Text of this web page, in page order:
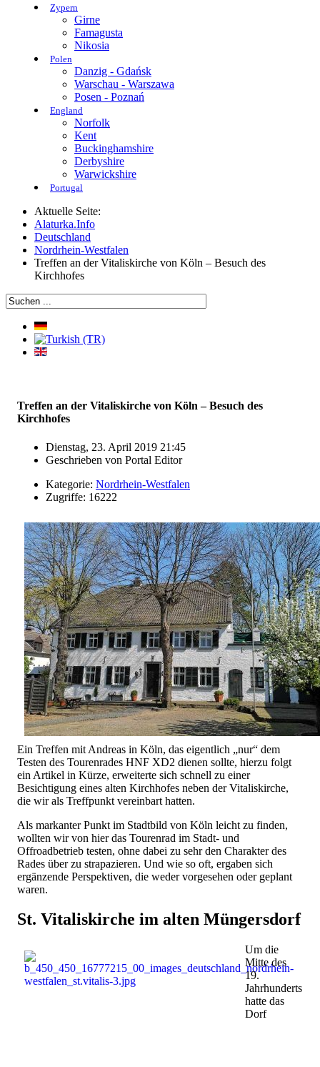
Zypern
Girne
Famagusta
Nikosia
Polen
Danzig - Gdańsk
Warschau - Warszawa
Posen - Poznań
England
Norfolk
Kent
Buckinghamshire
Derbyshire
Warwickshire
Portugal
Aktuelle Seite:
Alaturka.Info
Deutschland
Nordrhein-Westfalen
Treffen an der Vitaliskirche von Köln – Besuch des
Kirchhofes
Treffen an der Vitaliskirche von Köln – Besuch des
Kirchhofes
Dienstag, 23. April 2019 21:45
Geschrieben von Portal Editor
Kategorie: Nordrhein-Westfalen
Zugriffe: 16222
Ein Treffen mit Andreas in Köln, das eigentlich „nur“ dem
Testen des Tourenrades HNF XD2 dienen sollte, hierzu folgt
ein Artikel in Kürze, erweiterte sich schnell zu einer
Besichtigung eines alten Kirchhofes neben der Vitaliskirche,
die wir als Treffpunkt vereinbart hatten.
Als markanter Punkt im Stadtbild von Köln leicht zu finden,
wollten wir von hier das Tourenrad im Stadt- und
Offroadbetrieb testen, ohne dabei zu sehr den Charakter des
Rades über zu strapazieren. Und wie so oft, ergaben sich
ergänzende Perspektiven, die weder vorgesehen oder geplant
waren.
St. Vitaliskirche im alten Müngersdorf
Um die
Mitte des
19.
Jahrhunderts
hatte das
Dorf